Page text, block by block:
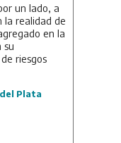
un lado, a
la realidad de
en la
su
riesgos
otro lado, a
de
énfasis–
al diseño e
de
Plata